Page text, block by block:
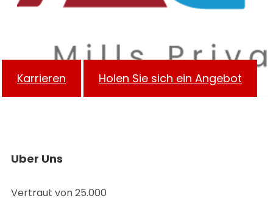
Karrieren Holen Sie sich ein Angebot
Uber Uns
Vertraut von 25.000